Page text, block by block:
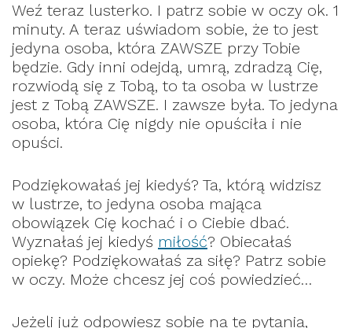
Weź teraz lusterko. I patrz sobie w oczy ok. 1
minuty. A teraz uświadom sobie, że to jest
jedyna osoba, która ZAWSZE przy Tobie
będzie. Gdy inni odejdą, umrą, zdradzą Cię,
rozwiodą się z Tobą, to ta osoba w lustrze
jest z Tobą ZAWSZE. I zawsze była. To jedyna
osoba, która Cię nigdy nie opuściła i nie
opuści.
Podziękowałaś jej kiedyś? Ta, którą widzisz
w lustrze, to jedyna osoba mająca
obowiązek Cię kochać i o Ciebie dbać.
Wyznałaś jej kiedyś miłość? Obiecałaś
opiekę? Podziękowałaś za siłę? Patrz sobie
w oczy. Może chcesz jej coś powiedzieć…
Jeżeli już odpowiesz sobie na te pytania,